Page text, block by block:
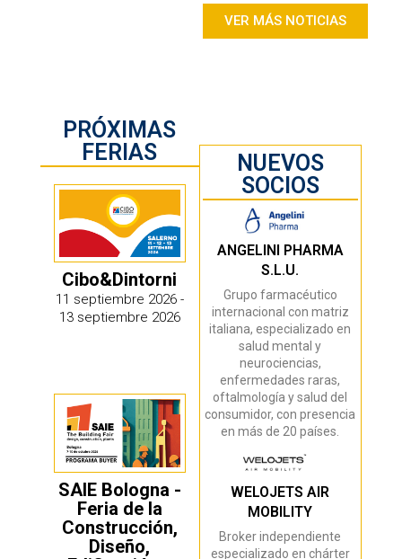
VER MÁS NOTICIAS
PRÓXIMAS
FERIAS
Cibo&Dintorni
11 septiembre 2026 -
13 septiembre 2026
SAIE Bologna -
Feria de la
Construcción,
Diseño,
NUEVOS
SOCIOS
ANGELINI PHARMA
S.L.U.
Grupo farmacéutico
internacional con matriz
italiana, especializado en
salud mental y
neurociencias,
enfermedades raras,
oftalmología y salud del
consumidor, con presencia
en más de 20 países.
WELOJETS AIR
MOBILITY
Broker independiente
especializado en chárter